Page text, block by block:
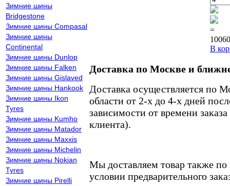
Зимние шины
Bridgestone
Зимние шины Compasal
Зимние шины
Continental
Зимние шины Dunlop
Зимние шины Falken
Зимние шины Gislaved
Зимние шины Hankook
Зимние шины Ikon
Tyres
Зимние шины Kumho
Зимние шины Matador
Зимние шины Maxxis
Зимние шины Michelin
Зимние шины Nokian
Tyres
Зимние шины Pirelli
=
В
Доставка по Москве и
Доставка осуществляется по
области от 2-х до 4-х дней
зависимости от времени
клиента).
Мы доставляем товар также
условии предварительного